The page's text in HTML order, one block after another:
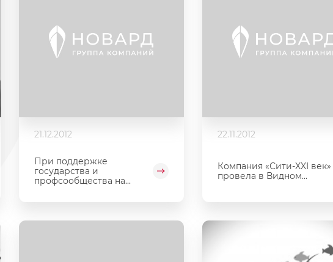
21.12.2012
При поддержке
государства и
профсообщества на...
22.11.2012
Компания «Сити-XXI век»
провела в Видном...